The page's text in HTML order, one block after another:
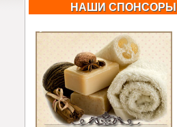
НАШИ СПОНСОРЫ